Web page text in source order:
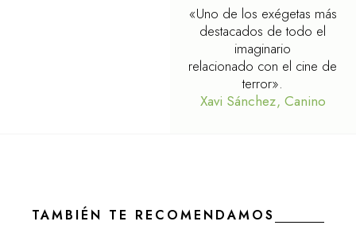
«Uno de los exégetas más
destacados de todo el
imaginario
relacionado con el cine de
terror».
Xavi Sánchez, Canino
TAMBIÉN TE RECOMENDAMOS